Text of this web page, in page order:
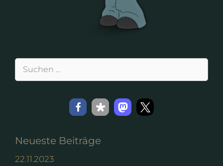
Suchen
Neueste Beiträge
22.11.2023